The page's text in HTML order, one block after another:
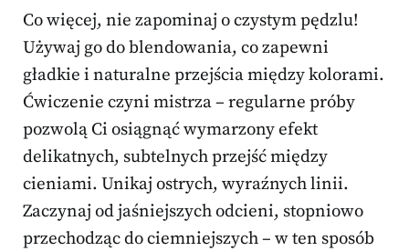
Co więcej, nie zapominaj o czystym pędzlu!
Używaj go do blendowania, co zapewni
gładkie i naturalne przejścia między kolorami.
Ćwiczenie czyni mistrza – regularne próby
pozwolą Ci osiągnąć wymarzony efekt
delikatnych, subtelnych przejść między
cieniami. Unikaj ostrych, wyraźnych linii.
Zaczynaj od jaśniejszych odcieni, stopniowo
przechodząc do ciemniejszych – w ten sposób